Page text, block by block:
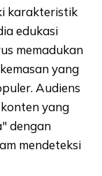
karakteristik
edukasi
memadukan
yang
Audiens
yang
dengan
mendeteksi